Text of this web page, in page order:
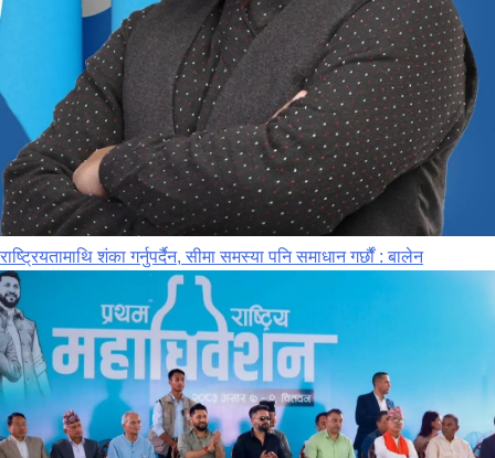
राष्ट्रियतामाथि शंका गर्नुपर्दैन, सीमा समस्या पनि समाधान गर्छौं : बालेन